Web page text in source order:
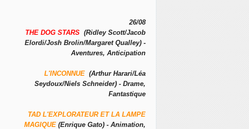
26/08
THE DOG STARS (Ridley Scott/Jacob
Elordi/Josh Brolin/Margaret Qualley) -
Aventures, Anticipation
L'INCONNUE (Arthur Harari/Léa
Seydoux/Niels Schneider) - Drame,
Fantastique
TAD L'EXPLORATEUR ET LA LAMPE
MAGIQUE (Enrique Gato) - Animation,